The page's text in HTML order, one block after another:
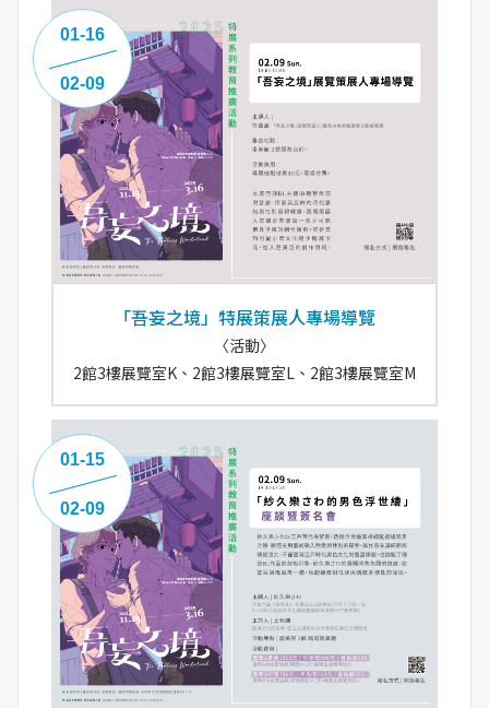
「吾妄之境」特展策展人專場導覽
〈活動〉
2館3樓展覽室K、2館3樓展覽室L、2館3樓展覽室M
01-16
02-09
01-15
02-09